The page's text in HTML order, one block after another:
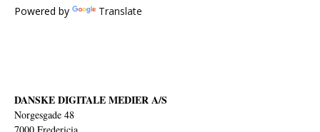
Powered by Translate
DANSKE DIGITALE MEDIER A/S
Norgesgade 48